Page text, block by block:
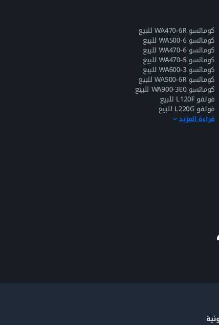
كوماتسو WA470-6R للبيع
كوماتسو WA500-6 للبيع
كوماتسو WA470-6 للبيع
كوماتسو WA470-5 للبيع
كوماتسو WA600-3 للبيع
كوماتسو WA500-6R للبيع
كوماتسو WA900-3E0 للبيع
فولفو L120F للبيع
فولفو L220G للبيع
قراءة المزيد